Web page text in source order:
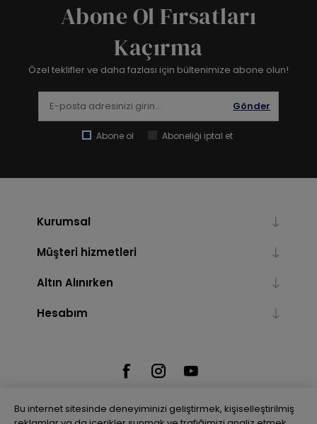
Abone Ol Fırsatları
Kaçırma
Özel teklifler ve daha fazlası için bültenimize abone olun!
Gönder
Abone ol Aboneliği iptal et
Kurumsal
Müşteri hizmetleri
Altın Alınırken
Hesabım
Bu internet sitesinde deneyiminizi geliştirmek, kişiselleştirilmiş